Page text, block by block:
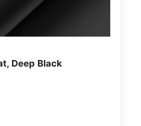
Deep Black